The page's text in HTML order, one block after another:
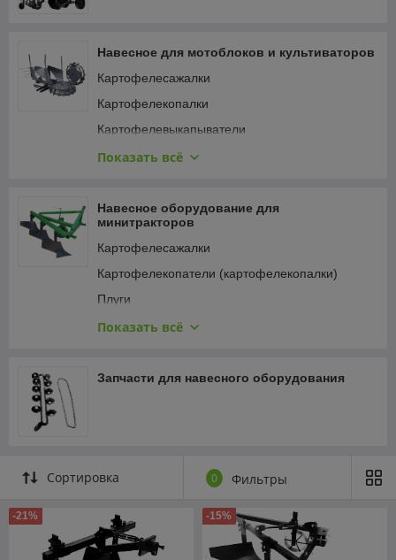
Навесное для мотоблоков и культиваторов
Картофелесажалки
Картофелекопалки
Картофелевыкапыватели
Плуги
Почвофрезы
Бороны, культиваторы
Колеса, грунтозацепы, грузы
Сцепки, рамы с замками
Снегоотвалы
Показать всё
Навесное оборудование для
минитракторов
Картофелесажалки
Картофелекопатели (картофелекопалки)
Плуги
Окучники, культиваторы
Снегоотвалы
Показать всё
Запчасти для навесного оборудования
Сортировка 0 Фильтры
-21% -15%